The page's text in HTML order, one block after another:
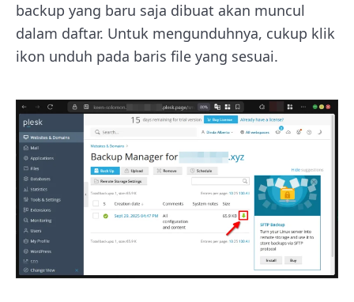
backup yang baru saja dibuat akan muncul
dalam daftar. Untuk mengunduhnya, cukup klik
ikon unduh pada baris file yang sesuai.